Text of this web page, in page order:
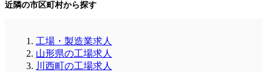
近隣の市区町村から探す
工場・製造業求人
山形県の工場求人
川西町の工場求人